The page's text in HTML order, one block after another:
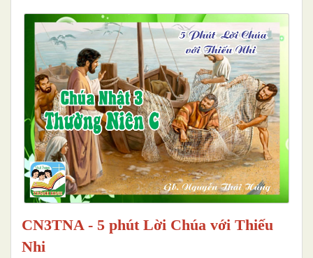
CN3TNA - 5 phút Lời Chúa với Thiếu
Nhi